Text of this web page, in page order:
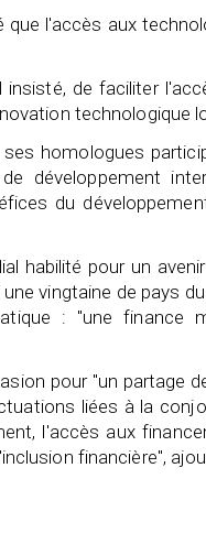
que l'accès aux
insisté, de faciliter
technologique
homologues
développement
du
habilité pour un
vingtaine de pays
: "une finance
pour "un partage
liées à la
l'accès aux
financière",